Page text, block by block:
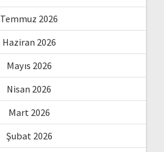
Temmuz 2026
Haziran 2026
Mayıs 2026
Nisan 2026
Mart 2026
Şubat 2026